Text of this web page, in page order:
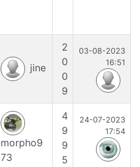
jine
2
0
0
9
03-08-2023
16:51
morpho9
73
4
9
9
5
24-07-2023
17:54